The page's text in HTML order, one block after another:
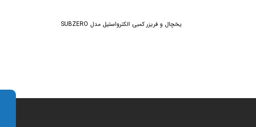
یخچال و فریزر کمبی الکترواستیل مدل SUBZERO